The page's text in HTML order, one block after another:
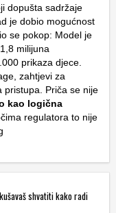
dopušta sadržaje
je dobio mogućnost
se pokop: Model je
milijuna
prikaza djece.
zahtjevi za
pristupa. Priča se nije
kao logična
regulatora to nije
shvatiti kako radi